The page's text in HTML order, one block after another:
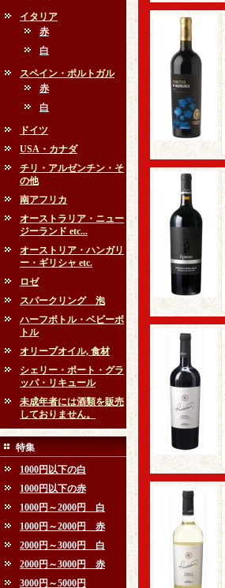
イタリア
赤
白
スペイン・ポルトガル
赤
白
ドイツ
USA・カナダ
チリ・アルゼンチン・そ
の他
南アフリカ
オーストラリア・ニュー
ジーランド etc...
オーストリア・ハンガリ
ー・ギリシャ etc.
ロゼ
スパークリング 泡
ハーフボトル・ベビーボ
トル
オリーブオイル, 食材
シェリー・ポート・グラ
ッパ・リキュール
未成年者には酒類を販売
しておりません。
特集
1000円以下の白
1000円以下の赤
1000円～2000円 白
1000円～2000円 赤
2000円～3000円 白
2000円～3000円 赤
3000円～5000円